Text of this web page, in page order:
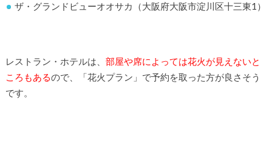
ザ・グランドビューオオサカ（大阪府大阪市淀川区十三東1）
レストラン・ホテルは、 部屋や席によっては花火が見えないと
ころもあるので、「花火プラン」で予約を取った方が良さそう
です。